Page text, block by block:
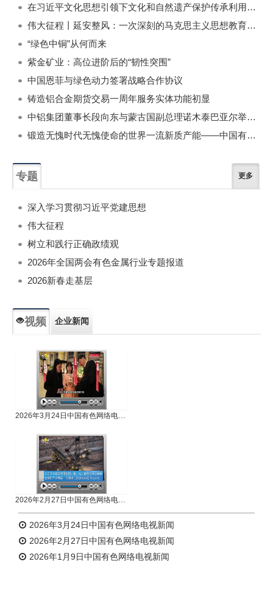
在习近平文化思想引领下文化和自然遗产保护传承利用工作开创新局面
伟大征程丨延安整风：一次深刻的马克思主义思想教育运动
“绿色中铜”从何而来
紫金矿业：高位进阶后的“韧性突围”
中国恩菲与绿色动力签署战略合作协议
铸造铝合金期货交易一周年服务实体功能初显
中铝集团董事长段向东与蒙古国副总理诺木泰巴亚尔举行会谈
锻造无愧时代无愧使命的世界一流新质产能——中国有色金属工业的战略应对与破局之道（二）
专题 更多
深入学习贯彻习近平党建思想
伟大征程
树立和践行正确政绩观
2026年全国两会有色金属行业专题报道
2026新春走基层
视频 企业新闻
2026年3月24日中国有色网络电视新闻
2026年2月27日中国有色网络电视新闻
2026年3月24日中国有色网络电视新闻
2026年2月27日中国有色网络电视新闻
2026年1月9日中国有色网络电视新闻